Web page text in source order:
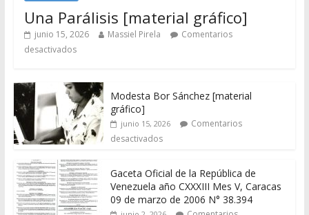
Una Parálisis [material gráfico]
junio 15, 2026 Massiel Pirela
Comentarios
desactivados
Modesta Bor Sánchez [material
gráfico]
junio 15, 2026
Comentarios
desactivados
Gaceta Oficial de la República de
Venezuela año CXXXIII Mes V, Caracas
09 de marzo de 2006 N° 38.394